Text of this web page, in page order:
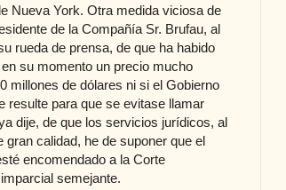
Nueva York. Otra medida viciosa de
de la Compañía Sr. Brufau, al
rueda de prensa, de que ha habido
su momento un precio mucho
millones de dólares ni si el Gobierno
resulte para que se evitase llamar
dije, de que los servicios jurídicos, al
calidad, he de suponer que el
encomendado a la Corte
semejante.